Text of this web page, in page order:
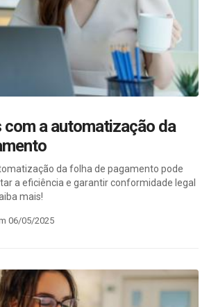
com a automatização da
da folha de pagamento pode
a eficiência e garantir conformidade legal
mais!
06/05/2025